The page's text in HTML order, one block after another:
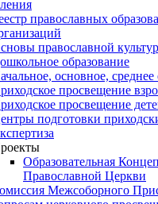
православных
православной
образование
основное,
просвещение
просвещение
подготовки
Образовательная
Православной Церкви
Межсоборного